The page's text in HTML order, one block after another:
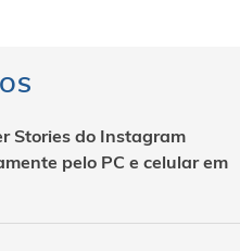
Stories do Instagram
pelo PC e celular em